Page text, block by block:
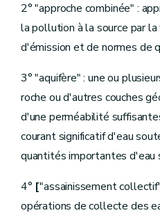
Art.D.115
Art.D.116
Impôts
Section1re
Art.D.118
Art.
D.119
Section2
Mode
Art.D.120
Art.D.121
Art.D.122
Art.D.123
Section3 -
2° "approche combinée" :
la pollution à la source par
d'émission et de normes de
3° "aquifère" : une ou
roche ou d'autres couches
d'une perméabilité
courant significatif d'eau
quantités importantes d'eau
4° ["assainissement
opérations de collecte des